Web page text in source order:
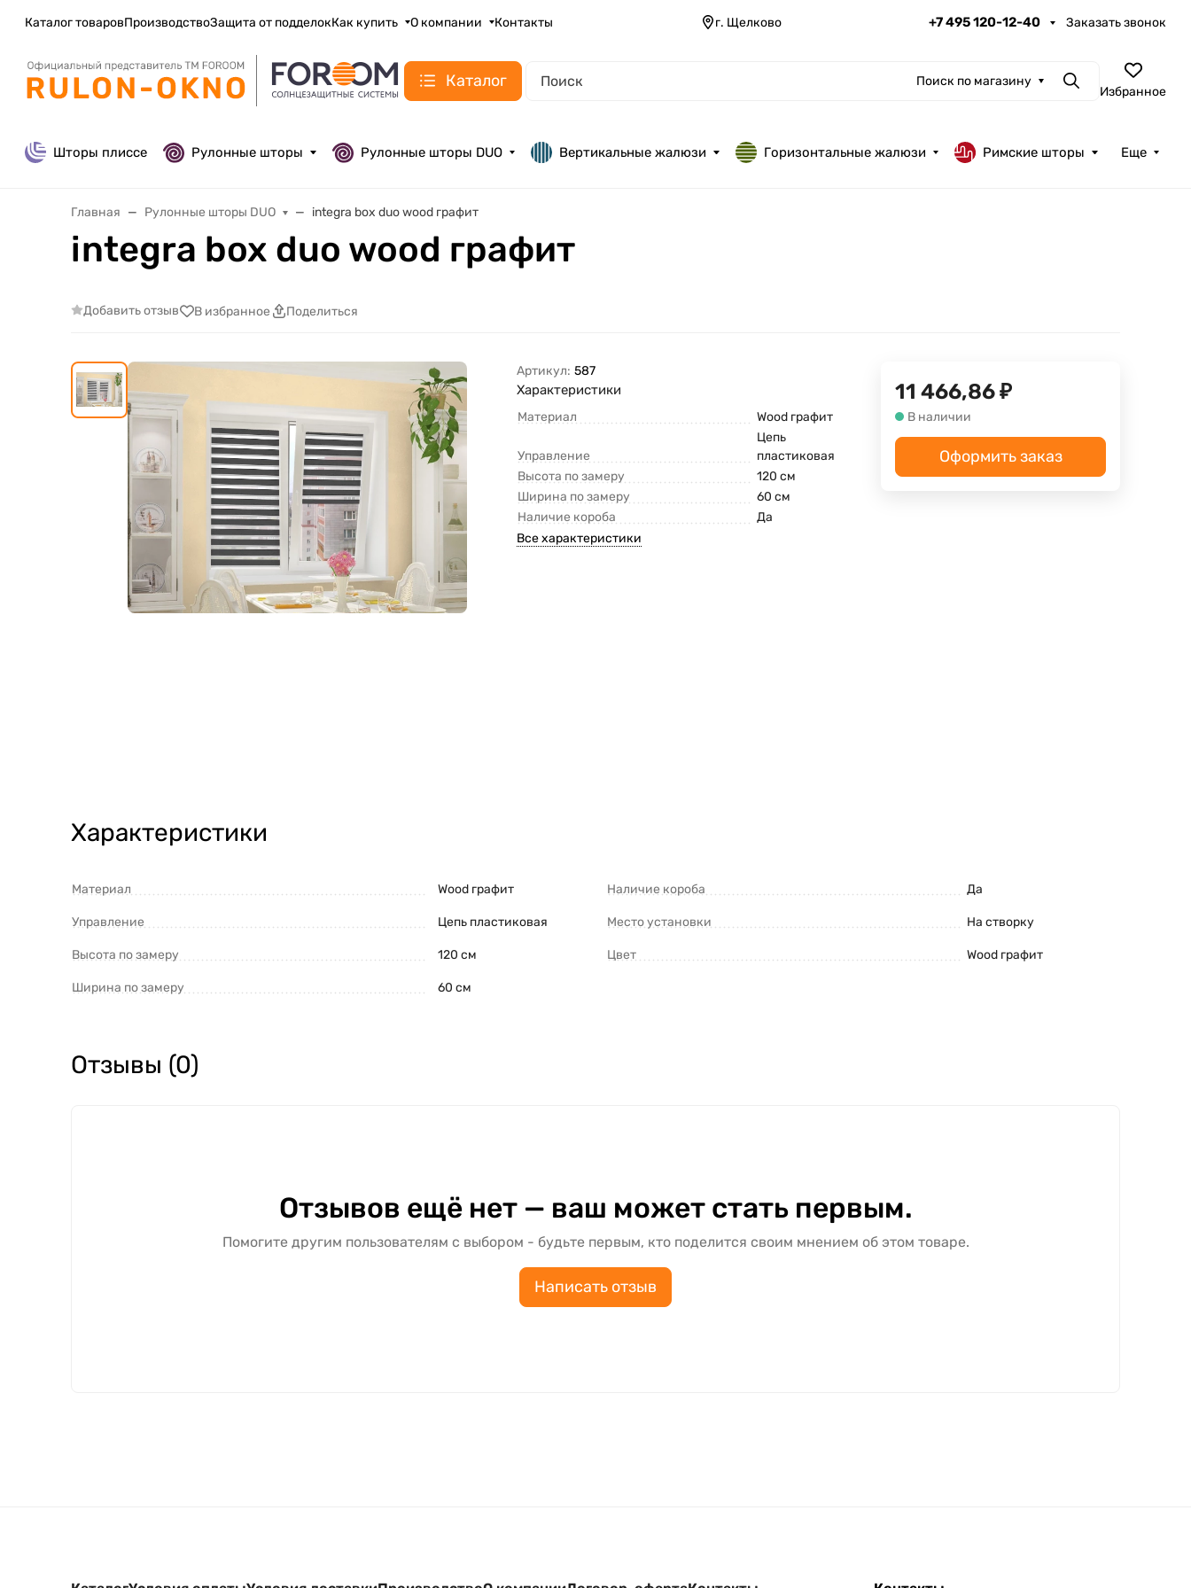
Каталог товаровПроизводствоЗащита от подделокКак купить О компании Контакты г. Щелково +7 495 120-12-40 Заказать звонок
Каталог Поиск по магазину ПоискИзбранное
Шторы плиссе Рулонные шторы Рулонные шторы DUO Вертикальные жалюзи Горизонтальные жалюзи Римские шторы Еще
Главная Рулонные шторы DUO integra box duo wood графит
integra box duo wood графит
Добавить отзыв В избранное Поделиться
Артикул: 587
Характеристики
Материал Wood графит
Управление
Цепь
пластиковая
Высота по замеру
120 см
Ширина по замеру
60 см
Наличие короба
Да
Все характеристики
11 466,86₽
В наличии
Оформить заказ
Характеристики
Материал Wood графит
Управление Цепь пластиковая
Высота по замеру 120 см
Ширина по замеру 60 см
Наличие короба Да
Место установки На створку
Цвет Wood графит
Отзывы (0)
Отзывов ещё нет — ваш может стать первым.
Помогите другим пользователям с выбором - будьте первым, кто поделится своим мнением об этом товаре.
Написать отзыв